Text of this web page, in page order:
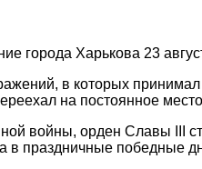
города Харькова 23
в которых
на постоянное
войны, орден Славы III
в праздничные победные